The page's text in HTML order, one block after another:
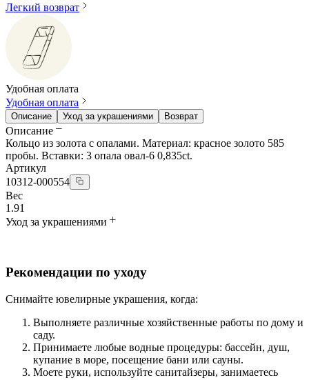
Легкий возврат
Удобная оплата
Удобная оплата
Описание Уход за украшениями Возврат
Описание
Кольцо из золота с опалами. Материал: красное золото 585
пробы. Вставки: 3 опала овал-6 0,835ct.
Артикул
10312-000554
Вес
1.91
Уход за украшениями
Рекомендации по уходу
Снимайте ювелирные украшения, когда:
Выполняете различные хозяйственные работы по дому и
саду.
Принимаете любые водные процедуры: бассейн, душ,
купание в море, посещение бани или сауны.
Моете руки, используйте санитайзеры, занимаетесь